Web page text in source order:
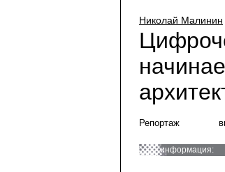
Николай Малинин
Репортаж
информация: